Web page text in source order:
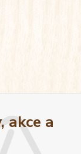
akce a